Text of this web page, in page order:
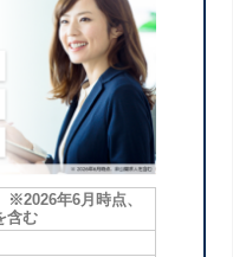
年6月時点、
含む